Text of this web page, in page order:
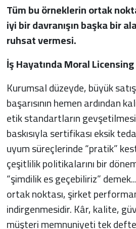
Tüm bu örneklerin ortak
iyi bir davranışın başka bir
ruhsat vermesi.
İş Hayatında Moral Licensing
Kurumsal düzeyde, büyük
başarısının hemen ardından
etik standartların gevşetilmesi
baskısıyla sertifikası eksik
uyum süreçlerinde “pratik”
çeşitlilik politikalarını bir
“şimdilik es geçebiliriz”
ortak noktası, şirket
indirgenmesidir. Kâr, kalite,
müşteri memnuniyeti tek